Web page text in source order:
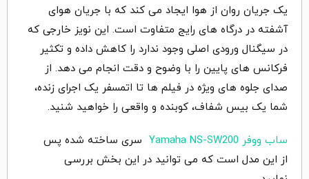
یک جریان روان از هوا ایجاد می کند که با جریان هوای
آشفته در درگاه های رایج متفاوت است. این نویز خارجی که
در سیگنال ورودی اصلی وجود ندارد را کاهش داده و تکثیر
فرکانس های پایین را با وضوح و دقت انجام می دهد. از
صدای جلوه های ویژه در فیلم ها تا اتمسفر یک اجرای زنده،
شما یک بیس شفاف، کوبنده و واقعی را خواهید شنید.
ساب ووفر Yamaha NS-SW200
سری ساخته شده پس
از این مدل است که می توانید در این بخش بررسی